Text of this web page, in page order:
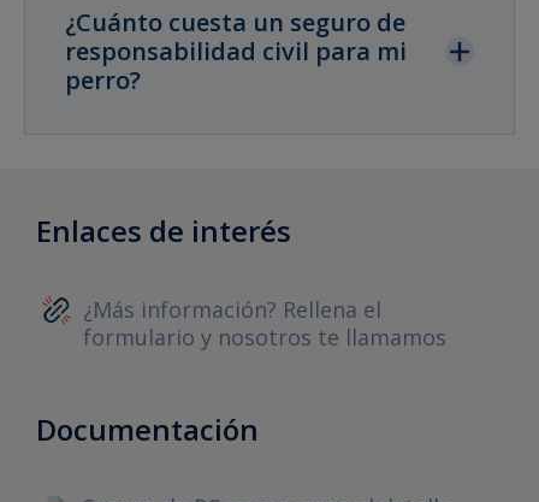
¿Cuánto cuesta un seguro de
responsabilidad civil para mi
perro?
Enlaces de interés
¿Más información? Rellena el
formulario y nosotros te llamamos
Documentación